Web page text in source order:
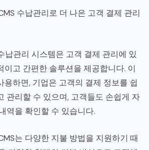
수납관리로 더 나은 고객 결제 관리
납관리 시스템은 고객 결제 관리에 있
이고 간편한 솔루션을 제공합니다. 이
용하면, 기업은 고객의 결제 정보를 쉽
관리할 수 있으며, 고객들도 손쉽게 자
역을 확인할 수 있습니다.
는 다양한 지불 방법을 지원하기 때